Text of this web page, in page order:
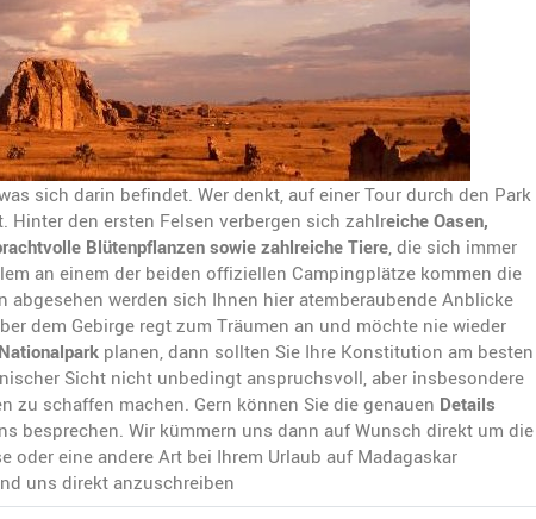
sich darin befindet. Wer denkt, auf einer Tour durch den Park
Hinter den ersten Felsen verbergen sich zahlreiche Oasen,
Blütenpflanzen sowie zahlreiche Tiere, die sich immer
an einem der beiden offiziellen Campingplätze kommen die
werden sich Ihnen hier atemberaubende Anblicke
dem Gebirge regt zum Träumen an und möchte nie wieder
planen, dann sollten Sie Ihre Konstitution am besten
Sicht nicht unbedingt anspruchsvoll, aber insbesondere
schaffen machen. Gern können Sie die genauen Details
besprechen. Wir kümmern uns dann auf Wunsch direkt um die
eine andere Art bei Ihrem Urlaub auf Madagaskar
uns direkt anzuschreiben